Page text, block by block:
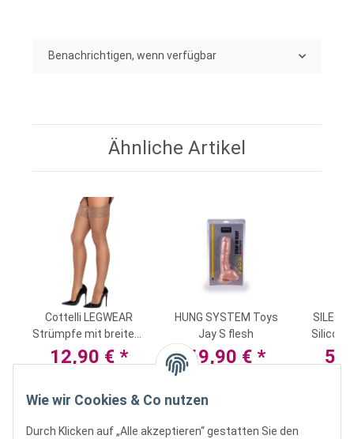
Wie wir Cookies & Co nutzen
Durch Klicken auf „Alle akzeptieren“ gestatten Sie den
Benachrichtigen, wenn verfügbar
Ähnliche Artikel
Cottelli LEGWEAR
Strümpfe mit breitem
Spitzen-Abschluss
12,90 € *
HUNG SYSTEM Toys
Jay S flesh
69,90 € *
SILEXD
Silicone
Dildo